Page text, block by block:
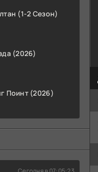
(1-2 Сезон)
(2026)
Поинт (2026)